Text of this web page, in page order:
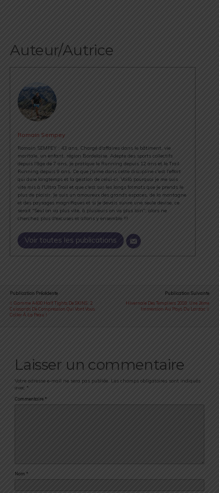
Auteur/Autrice
Romain Sempey
Romain SEMPEY : 43 ans, Chargé d'affaires dans le bâtiment, vie
maritale, un enfant, région Bordelaise. Adepte des sports collectifs
depuis l'âge de 7 ans, je pratique le Running depuis 12 ans et le Trail
Running depuis 9 ans. Ce que j'aime dans cette discipline c'est l'effort
qui dure longtemps et la gestion de celui-ci. Voilà pourquoi je me suis
vite mis à l'Ultra Trail et que c'est sur les longs formats que je prends le
plus de plaisir. Je suis un amoureux des grands espaces, de la montagne
et des paysages magnifiques et si je devais suivre une seule devise, ce
serait "Seul on va plus vite, à plusieurs on va plus loin", alors ne
cherchez plus d'excuses et allons y ensemble !!!
Voir toutes les publications
Publication Précédente
Gamme A400 Half Tights De SKINS : 2
Cuissards De Compression Qui Vont Vous
Coller À La Peau !
Publication Suivante
Hivernale Des Templiers 2018 : Une 2ème
Immersion Au Pays Du Larzac
Laisser un commentaire
Votre adresse e-mail ne sera pas publiée. Les champs obligatoires sont indiqués
avec *
Commentaire *
Nom *